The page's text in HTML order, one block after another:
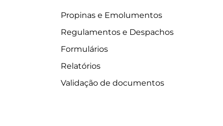
Propinas e Emolumentos
Regulamentos e Despachos
Formulários
Relatórios
Validação de documentos